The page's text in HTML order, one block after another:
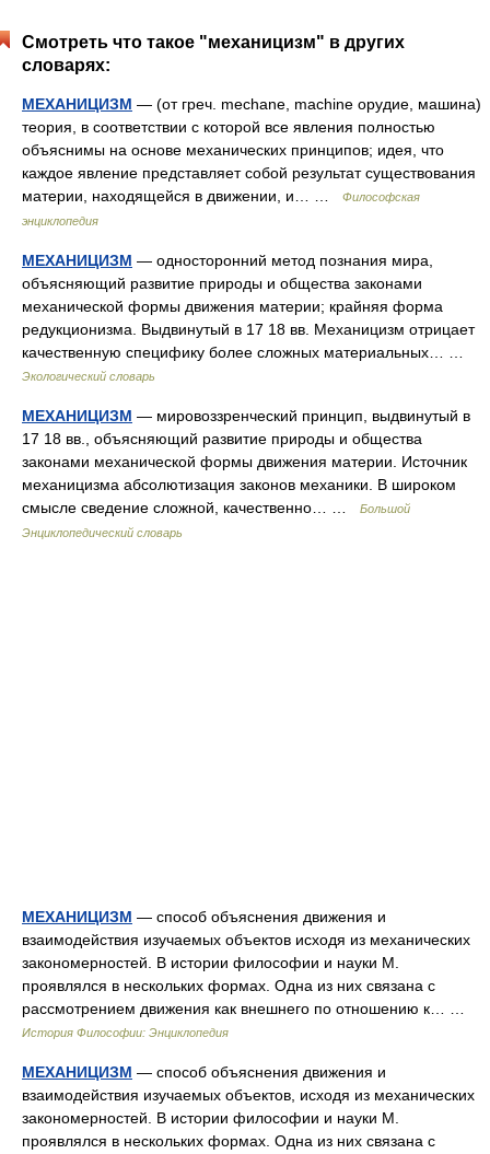
Смотреть что такое "механицизм" в других
словарях:
МЕХАНИЦИЗМ — (от греч. mechane, machine орудие, машина)
теория, в соответствии с которой все явления полностью
объяснимы на основе механических принципов; идея, что
каждое явление представляет собой результат существования
материи, находящейся в движении, и… …
Философская
энциклопедия
МЕХАНИЦИЗМ — односторонний метод познания мира,
объясняющий развитие природы и общества законами
механической формы движения материи; крайняя форма
редукционизма. Выдвинутый в 17 18 вв. Механицизм отрицает
качественную специфику более сложных материальных… …
Экологический словарь
МЕХАНИЦИЗМ — мировоззренческий принцип, выдвинутый в
17 18 вв., объясняющий развитие природы и общества
законами механической формы движения материи. Источник
механицизма абсолютизация законов механики. В широком
смысле сведение сложной, качественно… …
Большой
Энциклопедический словарь
МЕХАНИЦИЗМ — способ объяснения движения и
взаимодействия изучаемых объектов исходя из механических
закономерностей. В истории философии и науки М.
проявлялся в нескольких формах. Одна из них связана с
рассмотрением движения как внешнего по отношению к… …
История Философии: Энциклопедия
МЕХАНИЦИЗМ — способ объяснения движения и
взаимодействия изучаемых объектов, исходя из механических
закономерностей. В истории философии и науки М.
проявлялся в нескольких формах. Одна из них связана с